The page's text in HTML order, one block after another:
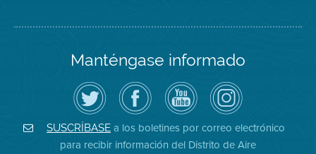
Manténgase informado
Siga
el
Distrito
de
Aire
en
Twitter
Visite
la
página
de
Facebook
del
Distrito
Canal
de
YouTube
del
Distrito
de
Aire
Air
District
on
Instagram
SUSCRÍBASE a los boletines por correo electrónico
para recibir información del Distrito de Aire